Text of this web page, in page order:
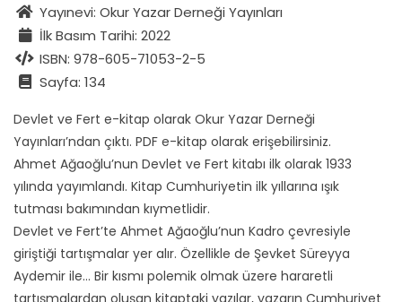
Yayınevi: Okur Yazar Derneği Yayınları
İlk Basım Tarihi: 2022
ISBN: 978-605-71053-2-5
Sayfa: 134
Devlet ve Fert e-kitap olarak Okur Yazar Derneği
Yayınları’ndan çıktı. PDF e-kitap olarak erişebilirsiniz.
Ahmet Ağaoğlu’nun Devlet ve Fert kitabı ilk olarak 1933
yılında yayımlandı. Kitap Cumhuriyetin ilk yıllarına ışık
tutması bakımından kıymetlidir.
Devlet ve Fert’te Ahmet Ağaoğlu’nun Kadro çevresiyle
giriştiği tartışmalar yer alır. Özellikle de Şevket Süreyya
Aydemir ile… Bir kısmı polemik olmak üzere hararetli